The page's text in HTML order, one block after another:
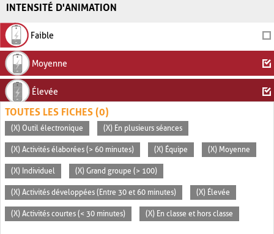
INTENSITÉ D'ANIMATION
Faible
Moyenne
Élevée
TOUTES LES FICHES (0)
(X) Outil électronique (X) En plusieurs séances
(X) Activités élaborées (> 60 minutes) (X) Équipe (X) Moyenne
(X) Individuel (X) Grand groupe (> 100)
(X) Activités développées (Entre 30 et 60 minutes) (X) Élevée
(X) Activités courtes (< 30 minutes) (X) En classe et hors classe